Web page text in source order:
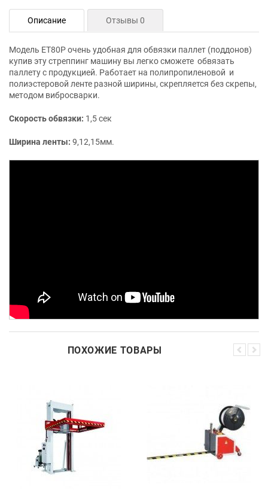
Описание Отзывы 0
Модель ET80P очень удобная для обвязки паллет (поддонов)
купив эту стреппинг машину вы легко сможете обвязать
паллету с продукцией. Работает на полипропиленовой и
полиэстеровой ленте разной ширины, скрепляется без скрепы,
методом вибросварки.
Скорость обвязки: 1,5 сек
Ширина ленты: 9,12,15мм.
ПОХОЖИЕ ТОВАРЫ